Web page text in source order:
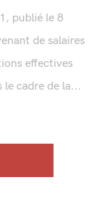
publié le 8
de salaires
effectives
le cadre de la...